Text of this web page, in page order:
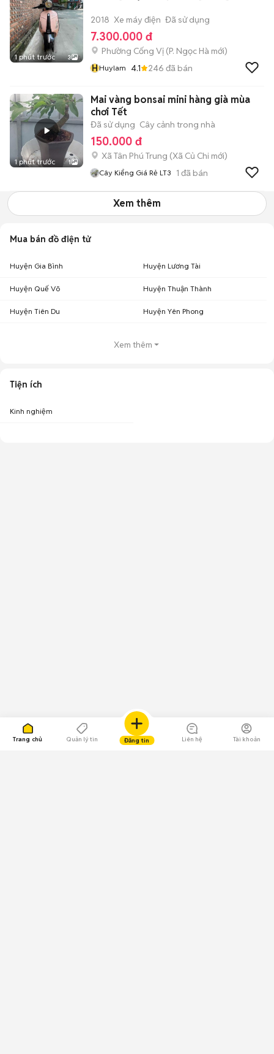
Trang chủ Quản lý tin Đăng tin Liên hệ Tài khoản
1 phút trước 3
2018 Xe máy điện Đã sử dụng
7.300.000 đ
Phường Cống Vị (P. Ngọc Hà mới)
HHuylam 4.1 246 đã bán
1 phút trước 1
Mai vàng bonsai mini hàng già mùa
chơi Tết
Đã sử dụng Cây cảnh trong nhà
150.000 đ
Xã Tân Phú Trung (Xã Củ Chi mới)
Cây Kiểng Giá Rẻ LT3 1 đã bán
Xem thêm
Mua bán đồ điện tử
Huyện Gia Bình Huyện Lương Tài
Huyện Quế Võ Huyện Thuận Thành
Huyện Tiên Du Huyện Yên Phong
Xem thêm
Tiện ích
Kinh nghiệm